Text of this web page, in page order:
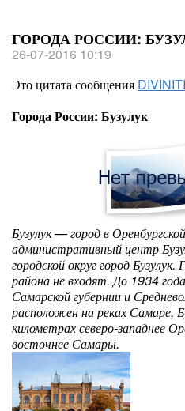
ГОРОДА РОССИИ:
26-07-2016 10:19
Это цитата сообщения DIVINITI
Города России: Бузулук
Бузулук — город в
административный центр
городской округ город
района не входят. До 1934
Самарской губернии и
расположен на реках Самаре,
километрах северо-западнее
восточнее Самары.